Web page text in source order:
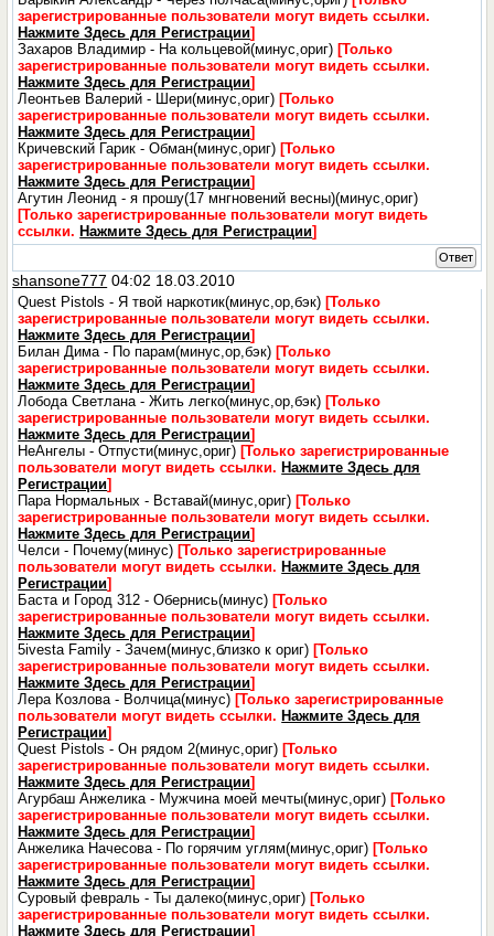
зарегистрированные пользователи могут видеть ссылки.
Нажмите Здесь для Регистрации]
Захаров Владимир - На кольцевой(минус,ориг) [Только
зарегистрированные пользователи могут видеть ссылки.
Нажмите Здесь для Регистрации]
Леонтьев Валерий - Шери(минус,ориг) [Только
зарегистрированные пользователи могут видеть ссылки.
Нажмите Здесь для Регистрации]
Кричевский Гарик - Обман(минус,ориг) [Только
зарегистрированные пользователи могут видеть ссылки.
Нажмите Здесь для Регистрации]
Агутин Леонид - я прошу(17 мнгновений весны)(минус,ориг)
[Только зарегистрированные пользователи могут видеть
ссылки. Нажмите Здесь для Регистрации]
Ответ
shansone777 04:02 18.03.2010
Quest Pistols - Я твой наркотик(минус,ор,бэк) [Только
зарегистрированные пользователи могут видеть ссылки.
Нажмите Здесь для Регистрации]
Билан Дима - По парам(минус,ор,бэк) [Только
зарегистрированные пользователи могут видеть ссылки.
Нажмите Здесь для Регистрации]
Лобода Светлана - Жить легко(минус,ор,бэк) [Только
зарегистрированные пользователи могут видеть ссылки.
Нажмите Здесь для Регистрации]
НеАнгелы - Отпусти(минус,ориг) [Только зарегистрированные
пользователи могут видеть ссылки. Нажмите Здесь для
Регистрации]
Пара Нормальных - Вставай(минус,ориг) [Только
зарегистрированные пользователи могут видеть ссылки.
Нажмите Здесь для Регистрации]
Челси - Почему(минус) [Только зарегистрированные
пользователи могут видеть ссылки. Нажмите Здесь для
Регистрации]
Баста и Город 312 - Обернись(минус) [Только
зарегистрированные пользователи могут видеть ссылки.
Нажмите Здесь для Регистрации]
5ivesta Family - Зачем(минус,близко к ориг) [Только
зарегистрированные пользователи могут видеть ссылки.
Нажмите Здесь для Регистрации]
Лера Козлова - Волчица(минус) [Только зарегистрированные
пользователи могут видеть ссылки. Нажмите Здесь для
Регистрации]
Quest Pistols - Он рядом 2(минус,ориг) [Только
зарегистрированные пользователи могут видеть ссылки.
Нажмите Здесь для Регистрации]
Агурбаш Анжелика - Мужчина моей мечты(минус,ориг) [Только
зарегистрированные пользователи могут видеть ссылки.
Нажмите Здесь для Регистрации]
Анжелика Начесова - По горячим углям(минус,ориг) [Только
зарегистрированные пользователи могут видеть ссылки.
Нажмите Здесь для Регистрации]
Суровый февраль - Ты далеко(минус,ориг) [Только
зарегистрированные пользователи могут видеть ссылки.
Нажмите Здесь для Регистрации]